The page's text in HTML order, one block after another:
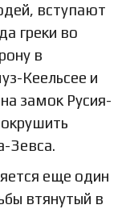
вступают
греки во
в
Кеельсее и
замок Русия-
Зевса.
еще один
втянутый в